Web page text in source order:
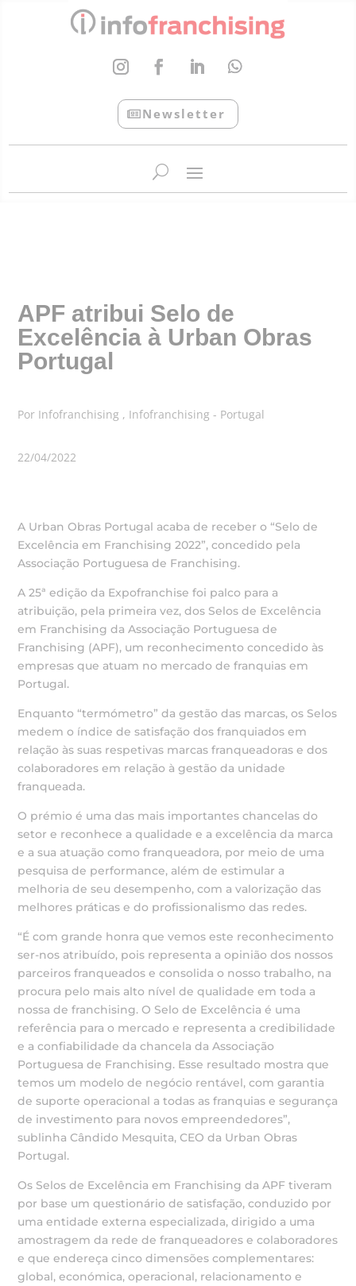
Newsletter
APF atribui Selo de
Excelência à Urban Obras
Portugal
Por Infofranchising , Infofranchising - Portugal
22/04/2022
A Urban Obras Portugal acaba de receber o “Selo de
Excelência em Franchising 2022”, concedido pela
Associação Portuguesa de Franchising.
A 25ª edição da Expofranchise foi palco para a
atribuição, pela primeira vez, dos Selos de Excelência
em Franchising da Associação Portuguesa de
Franchising (APF), um reconhecimento concedido às
empresas que atuam no mercado de franquias em
Portugal.
Enquanto “termómetro” da gestão das marcas, os Selos
medem o índice de satisfação dos franquiados em
relação às suas respetivas marcas franqueadoras e dos
colaboradores em relação à gestão da unidade
franqueada.
O prémio é uma das mais importantes chancelas do
setor e reconhece a qualidade e a excelência da marca
e a sua atuação como franqueadora, por meio de uma
pesquisa de performance, além de estimular a
melhoria de seu desempenho, com a valorização das
melhores práticas e do profissionalismo das redes.
“É com grande honra que vemos este reconhecimento
ser-nos atribuído, pois representa a opinião dos nossos
parceiros franqueados e consolida o nosso trabalho, na
procura pelo mais alto nível de qualidade em toda a
nossa de franchising. O Selo de Excelência é uma
referência para o mercado e representa a credibilidade
e a confiabilidade da chancela da Associação
Portuguesa de Franchising. Esse resultado mostra que
temos um modelo de negócio rentável, com garantia
de suporte operacional a todas as franquias e segurança
de investimento para novos empreendedores”,
sublinha Cândido Mesquita, CEO da Urban Obras
Portugal.
Os Selos de Excelência em Franchising da APF tiveram
por base um questionário de satisfação, conduzido por
uma entidade externa especializada, dirigido a uma
amostragem da rede de franqueadores e colaboradores
e que endereça cinco dimensões complementares:
global, económica, operacional, relacionamento e